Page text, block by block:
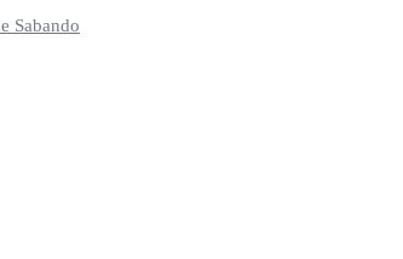
Sabando